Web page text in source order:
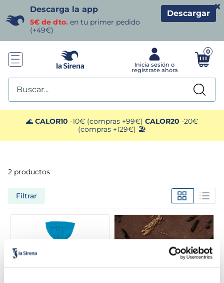
Descarga la app
5€ de dto. en tu primer pedido
(+49€)
Descargar
×
0
Buscar...
🌊 CALOR10 -10€ (compras +99€) CALOR20 -20€
(compras +129€) 🏖️
2 productos
Filtrar
TÉRMINOS MÁS BUSCADOS
1. helados sirena
2 gambas
patatas
5
6. croquetas